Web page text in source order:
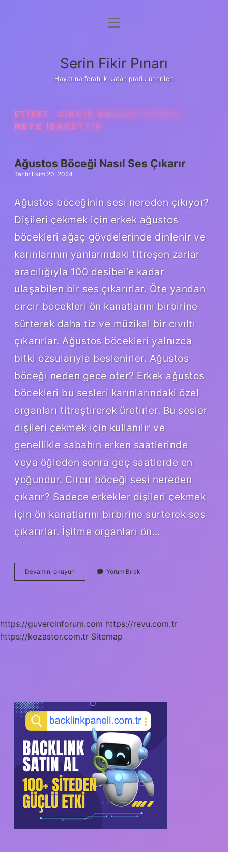
Gizlilik Politikası
Yasal Uyarı
menüyü
Serin Fikir Pınarı
Hayatına ferahlık katan pratik öneriler!
ETIKET: CIRCIR BÖCEĞI ÖTMESI
NEYE IŞARETTIR
Ağustos Böceği Nasıl Ses Çıkarır
Tarih: Ekim 20, 2024
Ağustos böceğinin sesi nereden çıkıyor?
Dişileri çekmek için erkek ağustos
böcekleri ağaç gövdelerinde dinlenir ve
karınlarının yanlarındaki titreşen zarlar
aracılığıyla 100 desibel’e kadar
ulaşabilen bir ses çıkarırlar. Öte yandan
cırcır böcekleri ön kanatlarını birbirine
sürterek daha tiz ve müzikal bir cıvıltı
çıkarırlar. Ağustos böcekleri yalnızca
bitki özsularıyla beslenirler. Ağustos
böceği neden gece öter? Erkek ağustos
böcekleri bu sesleri karınlarındaki özel
organları titreştirerek üretirler. Bu sesler
dişileri çekmek için kullanılır ve
genellikle sabahın erken saatlerinde
veya öğleden sonra geç saatlerde en
yoğundur. Cırcır böceği sesi nereden
çıkarır? Sadece erkekler dişileri çekmek
için ön kanatlarını birbirine sürterek ses
çıkarırlar. İşitme organları ön…
Devamını okuyun
Böceği
Yorum Bırak
https://guvercinforum.com https://revu.com.tr
https://kozastor.com.tr Sitemap
SIDEBAR